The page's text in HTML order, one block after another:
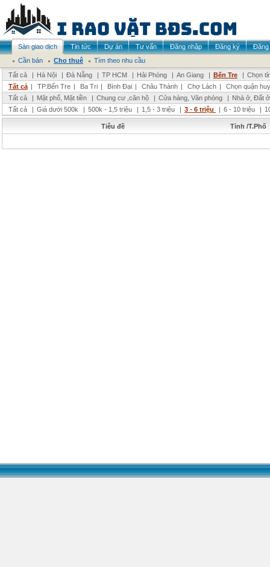
Sàn giao dịch Tin tức Dự án Tư vấn Đăng nhập Đăng ký
Đăng
Cần bán
Cho thuê
Tìm theo nhu cầu
Tất cả
| Hà Nội | Đà Nẵng | TP HCM | Hải Phòng | An Giang | Bến Tre | Chọn
Tất cả | TP.Bến Tre | Ba Tri | Bình Đại | Châu Thành | Chợ Lách |
Chọn quận
Tất cả
| Mặt phố, Mặt tiền | Chung cư ,căn hộ | Cửa hàng, Văn phòng | Nhà ở, Đất ở
Tất cả
| Giá dưới 500k | 500k - 1,5 triệu | 1,5 - 3 triệu | 3 - 6 triệu | 6 - 10 triệu |
Tiêu đề Tỉnh /T.Phố